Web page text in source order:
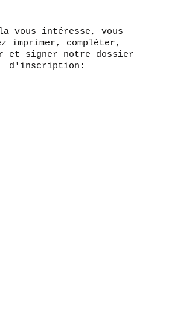
vous intéresse, vous
imprimer, compléter,
et signer notre dossier
d'inscription: